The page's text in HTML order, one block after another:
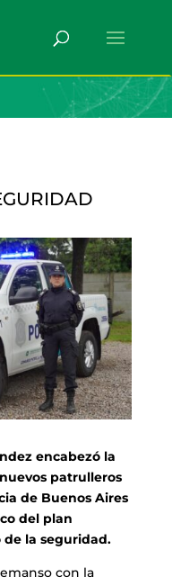
encabezó la
patrulleros
de Buenos Aires
del plan
la seguridad.
con la